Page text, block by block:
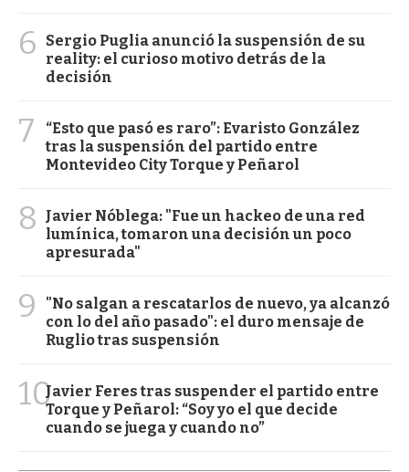
6
Sergio Puglia anunció la suspensión de su
reality: el curioso motivo detrás de la
decisión
7
“Esto que pasó es raro”: Evaristo González
tras la suspensión del partido entre
Montevideo City Torque y Peñarol
8
Javier Nóblega: "Fue un hackeo de una red
lumínica, tomaron una decisión un poco
apresurada"
9
"No salgan a rescatarlos de nuevo, ya alcanzó
con lo del año pasado": el duro mensaje de
Ruglio tras suspensión
10Javier Feres tras suspender el partido entre
Torque y Peñarol: “Soy yo el que decide
cuando se juega y cuando no”